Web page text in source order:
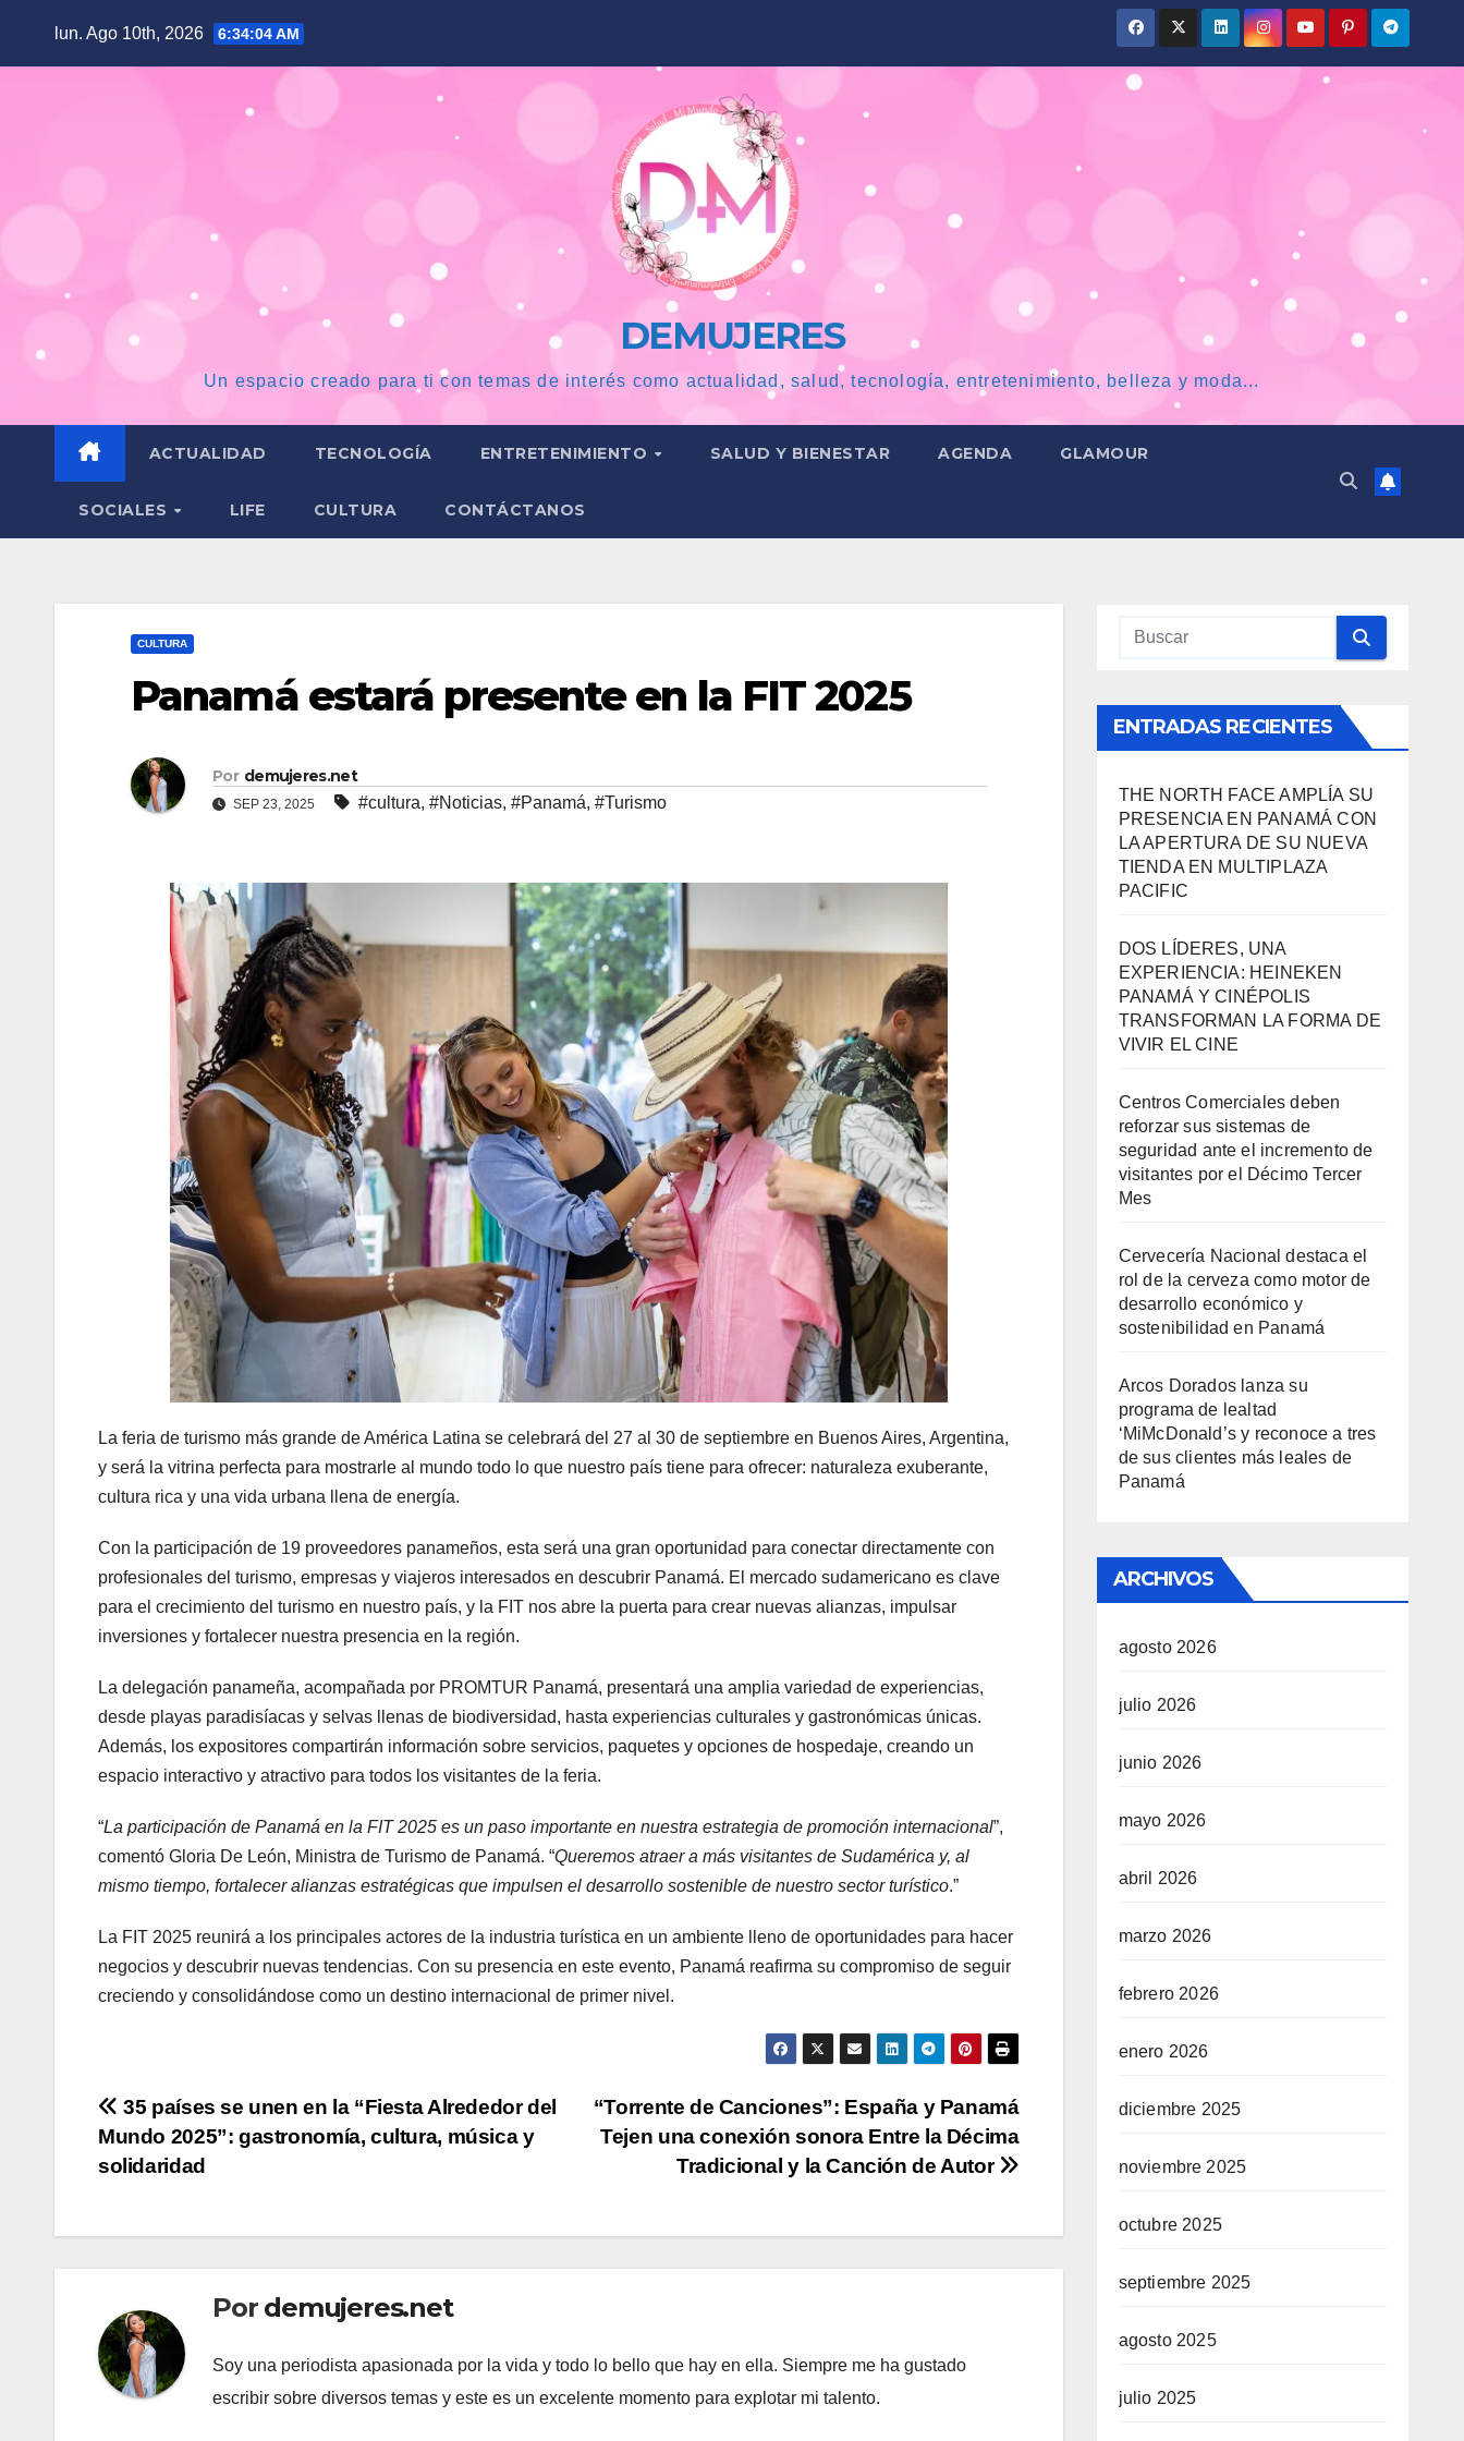
lun. Ago 10th, 2026 6:34:05 AM
DEMUJERES
Un espacio creado para ti con temas de interés como actualidad, salud, tecnología, entretenimiento, belleza y moda...
ACTUALIDAD TECNOLOGÍA ENTRETENIMIENTO SALUD Y BIENESTAR AGENDA GLAMOUR
SOCIALES LIFE CULTURA CONTÁCTANOS
CULTURA
Panamá estará presente en la FIT 2025
Por demujeres.net
SEP 23, 2025 #cultura, #Noticias, #Panamá, #Turismo
La feria de turismo más grande de América Latina se celebrará del 27 al 30 de septiembre en Buenos Aires, Argentina,
y será la vitrina perfecta para mostrarle al mundo todo lo que nuestro país tiene para ofrecer: naturaleza exuberante,
cultura rica y una vida urbana llena de energía.
Con la participación de 19 proveedores panameños, esta será una gran oportunidad para conectar directamente con
profesionales del turismo, empresas y viajeros interesados en descubrir Panamá. El mercado sudamericano es clave
para el crecimiento del turismo en nuestro país, y la FIT nos abre la puerta para crear nuevas alianzas, impulsar
inversiones y fortalecer nuestra presencia en la región.
La delegación panameña, acompañada por PROMTUR Panamá, presentará una amplia variedad de experiencias,
desde playas paradisíacas y selvas llenas de biodiversidad, hasta experiencias culturales y gastronómicas únicas.
Además, los expositores compartirán información sobre servicios, paquetes y opciones de hospedaje, creando un
espacio interactivo y atractivo para todos los visitantes de la feria.
“La participación de Panamá en la FIT 2025 es un paso importante en nuestra estrategia de promoción internacional”,
comentó Gloria De León, Ministra de Turismo de Panamá. “Queremos atraer a más visitantes de Sudamérica y, al
mismo tiempo, fortalecer alianzas estratégicas que impulsen el desarrollo sostenible de nuestro sector turístico.”
La FIT 2025 reunirá a los principales actores de la industria turística en un ambiente lleno de oportunidades para hacer
negocios y descubrir nuevas tendencias. Con su presencia en este evento, Panamá reafirma su compromiso de seguir
creciendo y consolidándose como un destino internacional de primer nivel.
Navegación
de
“Torrente de Canciones”: España y Panamá
Tejen una conexión sonora Entre la Décima
Tradicional y la Canción de Autor
35 países se unen en la “Fiesta Alrededor del
Mundo 2025”: gastronomía, cultura, música y
solidaridad
Por demujeres.net
Soy una periodista apasionada por la vida y todo lo bello que hay en ella. Siempre me ha gustado
escribir sobre diversos temas y este es un excelente momento para explotar mi talento.
ENTRADAS RECIENTES
THE NORTH FACE AMPLÍA SU
PRESENCIA EN PANAMÁ CON
LA APERTURA DE SU NUEVA
TIENDA EN MULTIPLAZA
PACIFIC
DOS LÍDERES, UNA
EXPERIENCIA: HEINEKEN
PANAMÁ Y CINÉPOLIS
TRANSFORMAN LA FORMA DE
VIVIR EL CINE
Centros Comerciales deben
reforzar sus sistemas de
seguridad ante el incremento de
visitantes por el Décimo Tercer
Mes
Cervecería Nacional destaca el
rol de la cerveza como motor de
desarrollo económico y
sostenibilidad en Panamá
Arcos Dorados lanza su
programa de lealtad
‘MiMcDonald’s y reconoce a tres
de sus clientes más leales de
Panamá
ARCHIVOS
agosto 2026
julio 2026
junio 2026
mayo 2026
abril 2026
marzo 2026
febrero 2026
enero 2026
diciembre 2025
noviembre 2025
octubre 2025
septiembre 2025
agosto 2025
julio 2025